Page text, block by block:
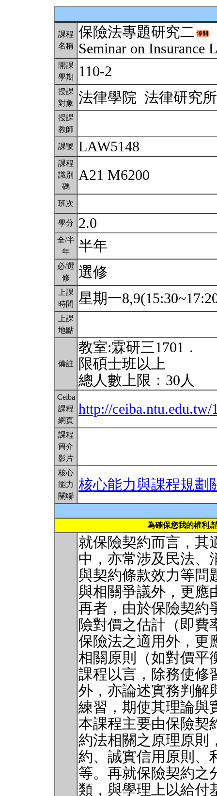
課程
名稱
保險法專題研究二
Seminar on Insurance
開課
學期
110-2
授課
對象
法律學院 法律研究
授課
教師
課號 LAW5148
課程
識別
碼
A21 M6200
班次
學分 2.0
全/半
年
半年
必/選
修
選修
上課
時間
星期一
上課
地點
備註
教室:霖研三1701．
限碩士班以上
總人數上限：30人
Ceiba
課程
網頁
http://
課程
簡介
影片
核心
能力
關聯
核心能力與課程規劃
為確保您我的權利,
就保險契約而言，其
中，亦常涉及民法、
與契約條款效力等問
與相關爭議外，更應
再者，由於保險契約
險對價之估計（即費
保險法之適用外，更
相關原則（如對價平
課程以言，除務使修
外，亦論述實務判解
練習，期使其理論與
本課程主要由保險契
約法相關之原理原則
約、誠實信用原則、
等。再就保險契約之
類，與學理上以給付